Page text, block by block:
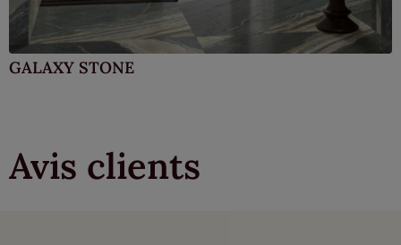
GALAXY STONE
Avis clients